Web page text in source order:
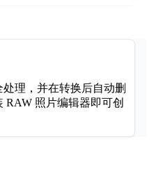
理，并在转换后自动删
RAW 照片编辑器即可创